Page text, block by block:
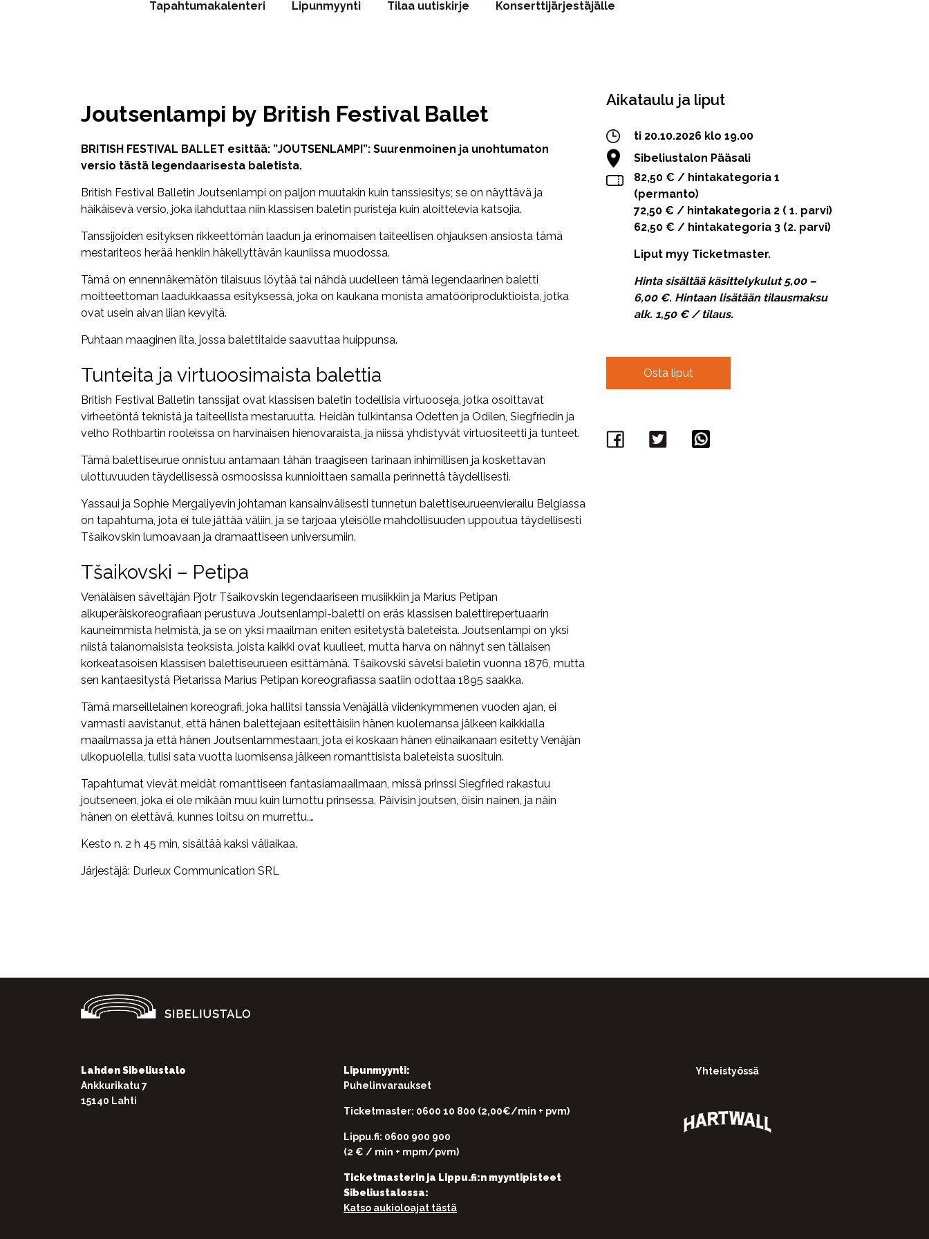
Tapahtumakalenteri Lipunmyynti Tilaa uutiskirje Konserttijärjestäjälle
Joutsenlampi by British Festival Ballet
BRITISH FESTIVAL BALLET esittää: ”JOUTSENLAMPI”: Suurenmoinen ja unohtumaton
versio tästä legendaarisesta baletista.
British Festival Balletin Joutsenlampi on paljon muutakin kuin tanssiesitys; se on näyttävä ja
häikäisevä versio, joka ilahduttaa niin klassisen baletin puristeja kuin aloittelevia katsojia.
Tanssijoiden esityksen rikkeettömän laadun ja erinomaisen taiteellisen ohjauksen ansiosta tämä
mestariteos herää henkiin häkellyttävän kauniissa muodossa.
Tämä on ennennäkemätön tilaisuus löytää tai nähdä uudelleen tämä legendaarinen baletti
moitteettoman laadukkaassa esityksessä, joka on kaukana monista amatööriproduktioista, jotka
ovat usein aivan liian kevyitä.
Puhtaan maaginen ilta, jossa balettitaide saavuttaa huippunsa.
Tunteita ja virtuoosimaista balettia
British Festival Balletin tanssijat ovat klassisen baletin todellisia virtuooseja, jotka osoittavat
virheetöntä teknistä ja taiteellista mestaruutta. Heidän tulkintansa Odetten ja Odilen, Siegfriedin ja
velho Rothbartin rooleissa on harvinaisen hienovaraista, ja niissä yhdistyvät virtuositeetti ja tunteet.
Tämä balettiseurue onnistuu antamaan tähän traagiseen tarinaan inhimillisen ja koskettavan
ulottuvuuden täydellisessä osmoosissa kunnioittaen samalla perinnettä täydellisesti.
Yassaui ja Sophie Mergaliyevin johtaman kansainvälisesti tunnetun balettiseurueenvierailu Belgiassa
on tapahtuma, jota ei tule jättää väliin, ja se tarjoaa yleisölle mahdollisuuden uppoutua täydellisesti
Tšaikovskin lumoavaan ja dramaattiseen universumiin.
Tšaikovski – Petipa
Venäläisen säveltäjän Pjotr Tšaikovskin legendaariseen musiikkiin ja Marius Petipan
alkuperäiskoreografiaan perustuva Joutsenlampi-baletti on eräs klassisen balettirepertuaarin
kauneimmista helmistä, ja se on yksi maailman eniten esitetystä baleteista. Joutsenlampi on yksi
niistä taianomaisista teoksista, joista kaikki ovat kuulleet, mutta harva on nähnyt sen tällaisen
korkeatasoisen klassisen balettiseurueen esittämänä. Tšaikovski sävelsi baletin vuonna 1876, mutta
sen kantaesitystä Pietarissa Marius Petipan koreografiassa saatiin odottaa 1895 saakka.
Tämä marseillelainen koreografi, joka hallitsi tanssia Venäjällä viidenkymmenen vuoden ajan, ei
varmasti aavistanut, että hänen balettejaan esitettäisiin hänen kuolemansa jälkeen kaikkialla
maailmassa ja että hänen Joutsenlammestaan, jota ei koskaan hänen elinaikanaan esitetty Venäjän
ulkopuolella, tulisi sata vuotta luomisensa jälkeen romanttisista baleteista suosituin.
Tapahtumat vievät meidät romanttiseen fantasiamaailmaan, missä prinssi Siegfried rakastuu
joutseneen, joka ei ole mikään muu kuin lumottu prinsessa. Päivisin joutsen, öisin nainen, ja näin
hänen on elettävä, kunnes loitsu on murrettu.…
Kesto n. 2 h 45 min, sisältää kaksi väliaikaa.
Järjestäjä: Durieux Communication SRL
Aikataulu ja liput
ti 20.10.2026 klo 19.00
Sibeliustalon Pääsali
82,50 € / hintakategoria 1
(permanto)
72,50 € / hintakategoria 2 ( 1. parvi)
62,50 € / hintakategoria 3 (2. parvi)
Liput myy Ticketmaster.
Hinta sisältää käsittelykulut 5,00 –
6,00 €. Hintaan lisätään tilausmaksu
alk. 1,50 € / tilaus.
Osta liput
Facebook
Twitter
Lahden Sibeliustalo
Ankkurikatu 7
15140 Lahti
Lipunmyynti:
Puhelinvaraukset
Ticketmaster: 0600 10 800 (2,00€/min + pvm)
Lippu.fi: 0600 900 900
(2 € / min + mpm/pvm)
Ticketmasterin ja Lippu.fi:n myyntipisteet
Sibeliustalossa:
Katso aukioloajat tästä
Yhteistyössä